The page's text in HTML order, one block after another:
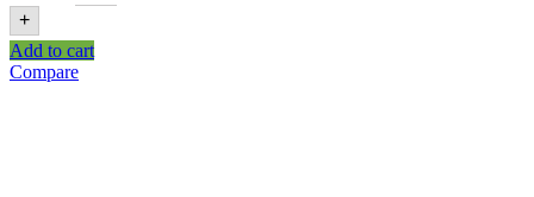
+
Add to cart
Compare